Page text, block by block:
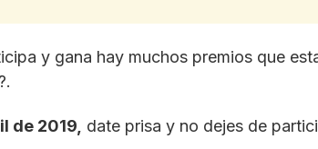
y gana hay muchos premios que
de 2019, date prisa y no dejes de